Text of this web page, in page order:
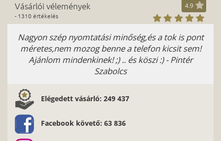
Vásárlói vélemények
- 1310 értékelés
4.9
Nagyon szép nyomtatási minőség,és a tok is pont
méretes,nem mozog benne a telefon kicsit sem!
Ajánlom mindenkinek! ;) .. és köszi :) - Pintér
Szabolcs
Elégedett vásárló: 249 437
Facebook követő: 63 836